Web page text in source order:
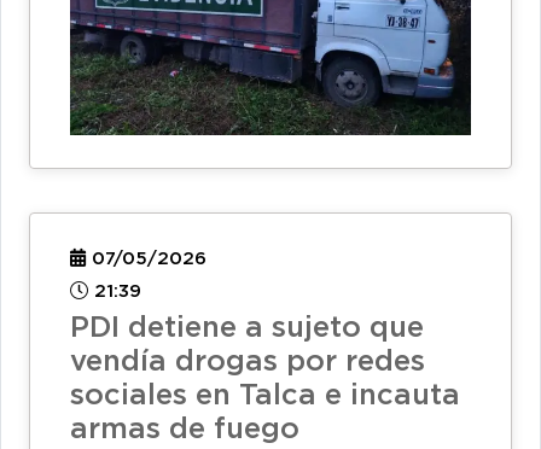
07/05/2026
21:39
PDI detiene a sujeto que
vendía drogas por redes
sociales en Talca e incauta
armas de fuego